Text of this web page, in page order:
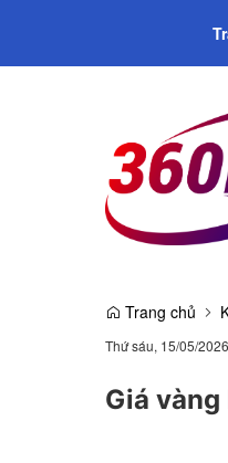
Trang chủ
Thứ sáu, 15/05/2026
Giá